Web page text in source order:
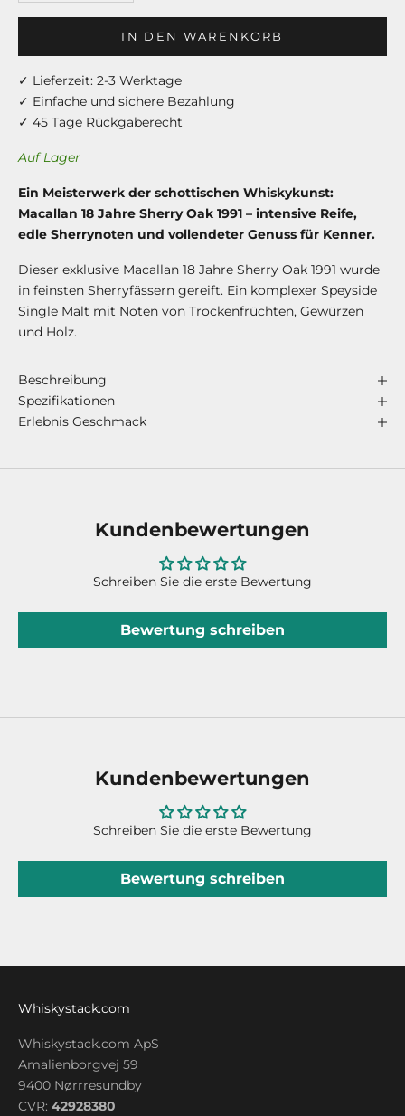
IN DEN WARENKORB
✓ Lieferzeit: 2-3 Werktage
✓ Einfache und sichere Bezahlung
✓ 45 Tage Rückgaberecht
Auf Lager
Ein Meisterwerk der schottischen Whiskykunst:
Macallan 18 Jahre Sherry Oak 1991 – intensive Reife,
edle Sherrynoten und vollendeter Genuss für Kenner.
Dieser exklusive Macallan 18 Jahre Sherry Oak 1991 wurde
in feinsten Sherryfässern gereift. Ein komplexer Speyside
Single Malt mit Noten von Trockenfrüchten, Gewürzen
und Holz.
Beschreibung
Spezifikationen
Erlebnis Geschmack
Kundenbewertungen
Schreiben Sie die erste Bewertung
Bewertung schreiben
Kundenbewertungen
Schreiben Sie die erste Bewertung
Bewertung schreiben
Whiskystack.com
Whiskystack.com ApS
Amalienborgvej 59
9400 Nørrresundby
CVR: 42928380